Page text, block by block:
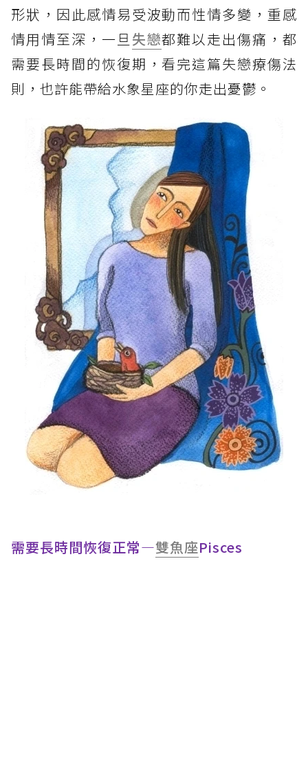
形狀，因此感情易受波動而性情多變，重感
情用情至深，一旦 失戀都難以走出傷痛，都
需要長時間的恢復期，看完這篇失戀療傷法
則，也許能帶給水象星座的你走出憂鬱。
需要長時間恢復正常—雙魚座Pisces